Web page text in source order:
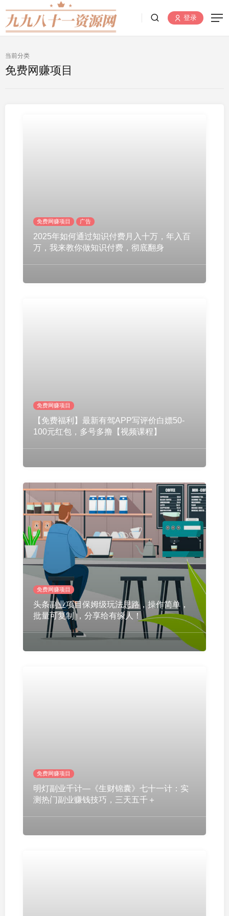
登录
当前分类
免费网赚项目
免费网赚项目 广告
2025年如何通过知识付费月入十万，年入百
万，我来教你做知识付费，彻底翻身
免费网赚项目
【免费福利】最新有驾APP写评价白嫖50-
100元红包，多号多撸【视频课程】
免费网赚项目
头条副业项目保姆级玩法思路，操作简单，
批量可复制 ，分享给有缘人！
免费网赚项目
明灯副业千计—《生财锦囊》七十一计：实
测热门副业赚钱技巧，三天五千＋